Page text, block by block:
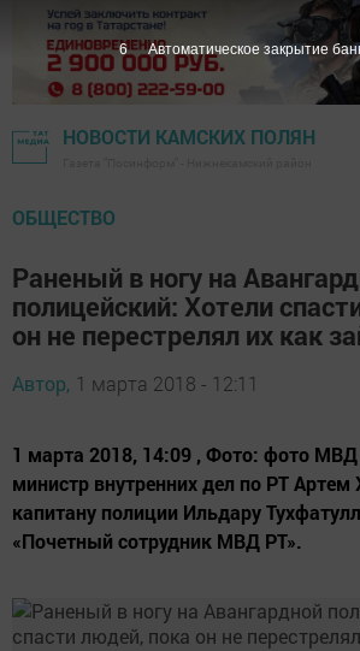
НОВОСТИ КАМСКИХ ПОЛЯН
ОБЩЕСТВО
Раненый в ногу на
полицейский: Хотели
он не перестрелял их как
Автор, 1 марта 2018 - 12:11
1 марта 2018, 14:09 , Фото: фото МВД
министр внутренних дел по РТ Артем
капитану полиции Ильдару
«Почетный сотрудник МВД РТ».
6 Автоматическое закрытие